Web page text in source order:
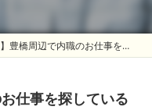
辺で内職のお仕事を探している方募集中！【急な学級閉鎖も安心】
仕事を探している